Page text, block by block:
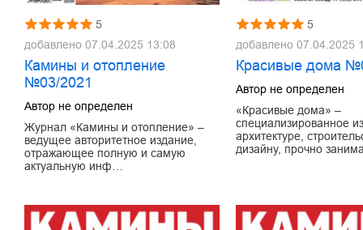
5
добавлено 07.04.2025 13:08
Камины и отопление
№03/2021
Автор не определен
Журнал «Камины и отопление» –
ведущее авторитетное издание,
отражающее полную и самую
актуальную инф…
5
добавлено 07.04.2025
Красивые дома
Автор не определен
«Красивые дома» –
специализированное
архитектуре,
дизайну, прочно